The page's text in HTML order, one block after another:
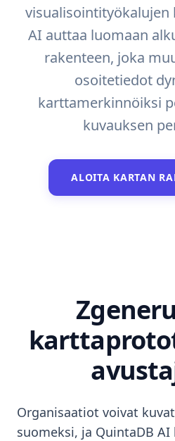
visualisointityökalujen
AI auttaa luomaan
rakenteen, joka
osoitetiedot
karttamerkinnöiksi
kuvauksen
ALOITA KARTAN
Organisaatiot voivat
suomeksi, ja QuintaDB